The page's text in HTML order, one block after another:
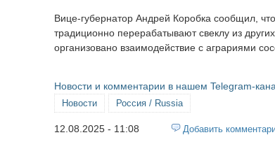
Вице-губернатор Андрей Коробка сообщил, что
традиционно перерабатывают свеклу из
организовано взаимодействие с аграриями
Новости и комментарии в нашем Telegram-
Новости Россия / Russia
12.08.2025 - 11:08 Добавить